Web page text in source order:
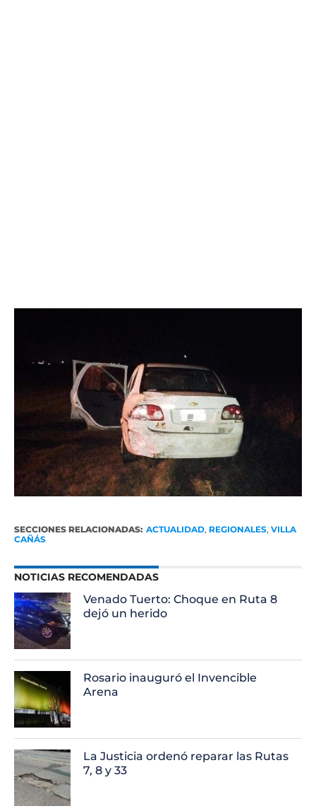
SECCIONES RELACIONADAS: ACTUALIDAD, REGIONALES, VILLA
CAÑÁS
NOTICIAS RECOMENDADAS
Venado Tuerto: Choque en Ruta 8
dejó un herido
Rosario inauguró el Invencible
Arena
La Justicia ordenó reparar las Rutas
7, 8 y 33